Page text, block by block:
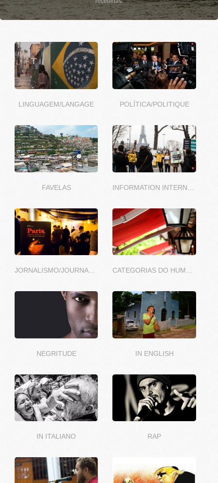
LINGUAGEM/LANGAGE POLÍTICA/POLITIQUE
FAVELAS
JORNALISMO/JOURNALISME CATEGORIAS DO HUMOR
NEGRITUDE IN ENGLISH
IN ITALIANO RAP